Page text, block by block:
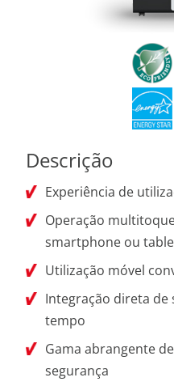
Descrição
Experiência de
Operação
smartphone ou
Utilização móvel
Integração direta de
tempo
Gama abrangente
segurança